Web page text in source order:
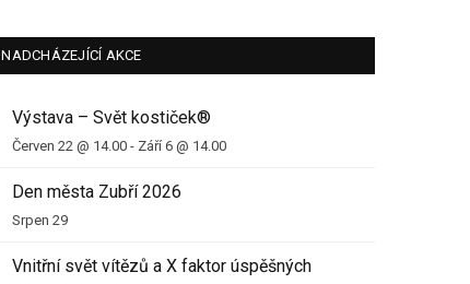
NADCHÁZEJÍCÍ AKCE
Výstava – Svět kostiček®
Červen 22 @ 14.00 - Září 6 @ 14.00
Den města Zubří 2026
Srpen 29
Vnitřní svět vítězů a X faktor úspěšných